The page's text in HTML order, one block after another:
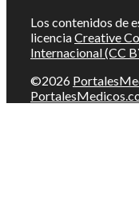
Los contenidos de
licenciaCreative
Internacional (CC
©2026